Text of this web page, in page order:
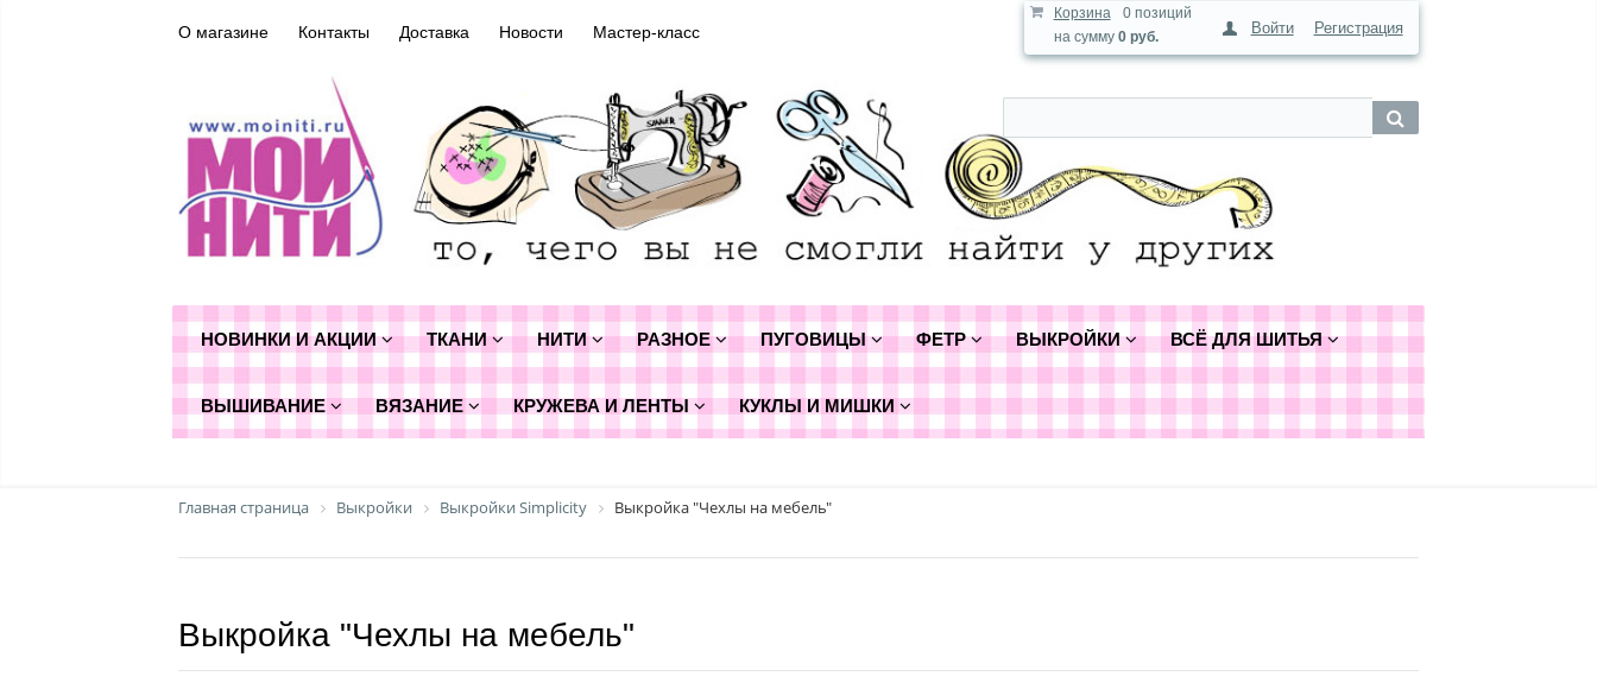
Корзина
0 позиций
на сумму 0 руб. Войти Регистрация
О магазине Контакты Доставка Новости Мастер-класс
НОВИНКИ И АКЦИИ ТКАНИ НИТИ РАЗНОЕ ПУГОВИЦЫ ФЕТР ВЫКРОЙКИ ВСЁ ДЛЯ ШИТЬЯ
ВЫШИВАНИЕ ВЯЗАНИЕ КРУЖЕВА И ЛЕНТЫ КУКЛЫ И МИШКИ
Главная страница Выкройки Выкройки Simplicity Выкройка "Чехлы на мебель"
Выкройка "Чехлы на мебель"